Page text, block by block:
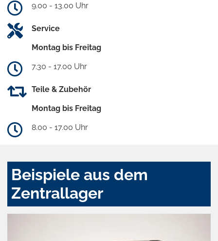
9.00 - 13.00 Uhr
Service
Montag bis Freitag
7.30 - 17.00 Uhr
Teile & Zubehör
Montag bis Freitag
8.00 - 17.00 Uhr
Beispiele aus dem
Zentrallager